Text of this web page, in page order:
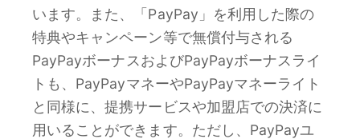
います。また、「PayPay」を利用した際の
特典やキャンペーン等で無償付与される
PayPayボーナスおよびPayPayボーナスライ
トも、PayPayマネーやPayPayマネーライト
と同様に、提携サービスや加盟店での決済に
用いることができます。ただし、PayPayユ